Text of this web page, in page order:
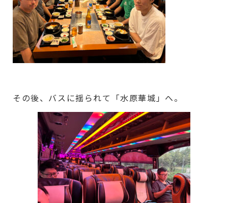
その後、バスに揺られて「水原華城」へ。